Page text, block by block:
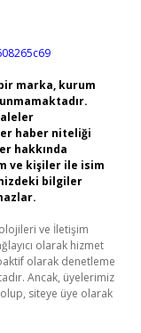
marka, kurum
haber niteliği
hakkında
ve kişiler ile isim
bilgiler
ve İletişim
olarak hizmet
olarak denetleme
Ancak, üyelerimiz
siteye üye olarak